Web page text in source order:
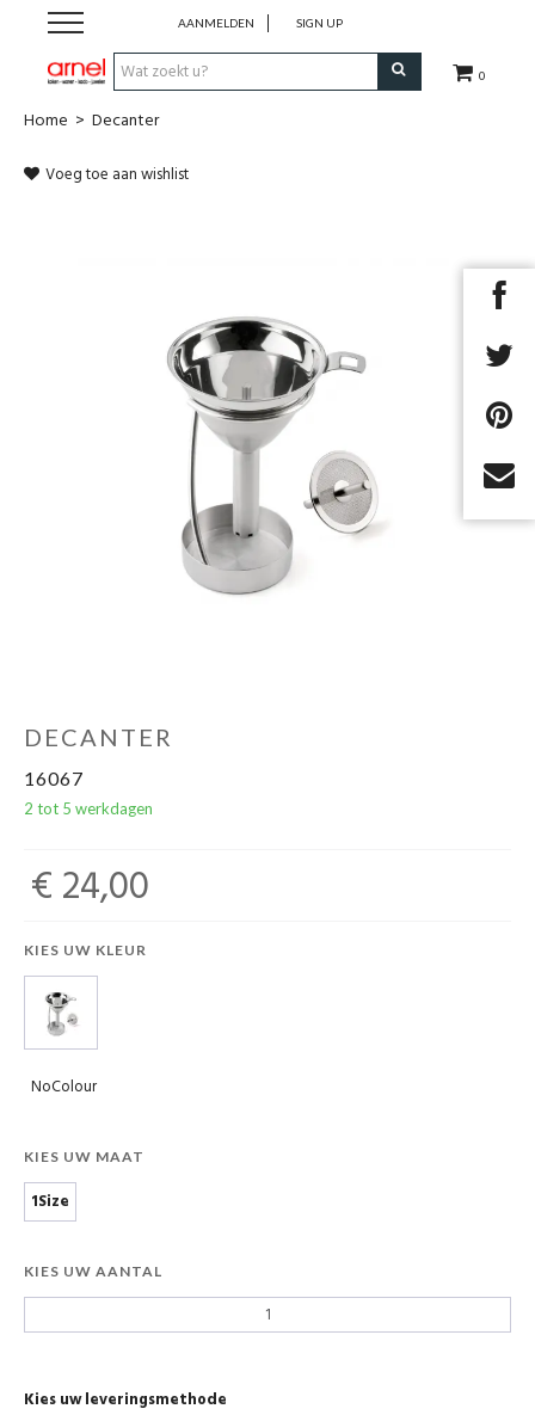
0
AANMELDEN SIGN UP
Koken
Home > Decanter
Voeg toe aan wishlist
DECANTER
16067
2 tot 5 werkdagen
€ 24,00
KIES UW KLEUR
NoColour
KIES UW MAAT
1Size
KIES UW AANTAL
Kies uw leveringsmethode